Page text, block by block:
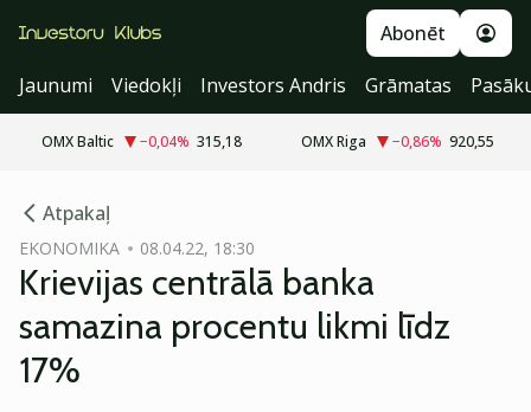
Abonēt
Jaunumi
Viedokļi Investors Andris Grāmatas
OMX Baltic −0,04% 315,18 OMX Riga −0,86% 920,55
Atpakaļ
EKONOMIKA 08.04.22, 18:30
Krievijas centrālā banka
samazina procentu likmi līdz
17%